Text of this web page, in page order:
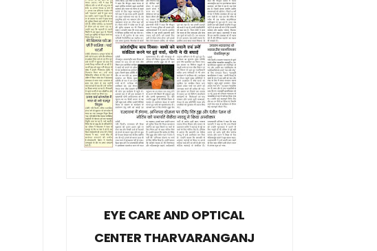
EYE CARE AND OPTICAL
CENTER THARVARANGANJ